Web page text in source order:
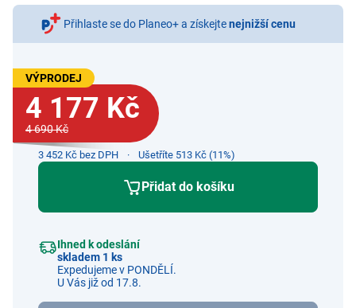
Přihlaste se do Planeo+ a získejtenejnižší cenu
VÝPRODEJ
4 177 Kč
4 690 Kč
3 452 Kč bez DPH Ušetříte 513 Kč (11%)
Přidat do košíku
Ihned k odeslání
skladem 1 ks
Expedujeme v PONDĚLÍ.
U Vás již od 17.8.